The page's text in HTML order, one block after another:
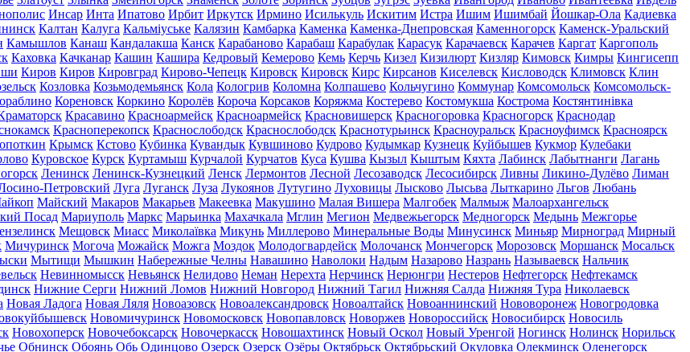
Инсар Инта Ипатово Ирбит Иркутск Ирмино Исилькуль Искитим Истра Ишим Ишимбай Йошкар-Ола Кадиевка
Калтан Калуга Кальміуське Калязин Камбарка Каменка Каменка-Днепровская Каменногорск Каменск-Уральский
Камышлов Канаш Кандалакша Канск Карабаново Карабаш Карабулак Карасук Карачаевск Карачев Каргат Каргополь
Каховка Качканар Кашин Кашира Кедровый Кемерово Кемь Керчь Кизел Кизилюрт Кизляр Кимовск Кимры Кингисепп
Киров Киров Кировград Кирово-Чепецк Кировск Кировск Кирс Кирсанов Киселевск Кисловодск Климовск Клин
Козловка Козьмодемьянск Кола Кологрив Коломна Колпашево Кольчугино Коммунар Комсомольск Комсомольск-
Кореновск Коркино Королёв Короча Корсаков Коряжма Костерево Костомукша Кострома Костянтинівка
Красавино Красноармейск Красноармейск Красновишерск Красногоровка Красногорск Краснодар
Красноперекопск Краснослободск Краснослободск Краснотурьинск Красноуральск Красноуфимск Красноярск
Крымск Кстово Кубинка Кувандык Кувшиново Кудрово Кудымкар Кузнецк Куйбышев Кукмор Кулебаки
Куровское Курск Куртамыш Курчалой Курчатов Куса Кушва Кызыл Кыштым Кяхта Лабинск Лабытнанги Лагань
Ленинск Ленинск-Кузнецкий Ленск Лермонтов Лесной Лесозаводск Лесосибирск Ливны Ликино-Дулёво Лиман
Петровский Луга Луганск Луза Лукоянов Лутугино Луховицы Лысково Лысьва Лыткарино Льгов Любань
Майский Макаров Макарьев Макеевка Макушино Малая Вишера Малгобек Малмыж Малоархангельск
Посад Мариуполь Маркс Марьинка Махачкала Мглин Мегион Медвежьегорск Медногорск Медынь Межгорье
Мещовск Миасс Миколаївка Микунь Миллерово Минеральные Воды Минусинск Миньяр Мирноград Мирный
Мичуринск Могоча Можайск Можга Моздок Молодогвардейск Молочанск Мончегорск Морозовск Моршанск Мосальск
Мытищи Мышкин Набережные Челны Навашино Наволоки Надым Назарово Назрань Называевск Нальчик
Невинномысск Невьянск Нелидово Неман Нерехта Нерчинск Нерюнгри Нестеров Нефтегорск Нефтекамск
Нижние Серги Нижний Ломов Нижний Новгород Нижний Тагил Нижняя Салда Нижняя Тура Николаевск
Новая Ладога Новая Ляля Новоазовск Новоалександровск Новоалтайск Новоаннинский Нововоронеж Новогродовка
Новомичуринск Новомосковск Новопавловск Новоржев Новороссийск Новосибирск Новосиль
Новохоперск Новочебоксарск Новочеркасск Новошахтинск Новый Оскол Новый Уренгой Ногинск Нолинск Норильск
Обнинск Обоянь Обь Одинцово Озерск Озерск Озёры Октябрьск Октябрьский Окуловка Олекминск Оленегорск